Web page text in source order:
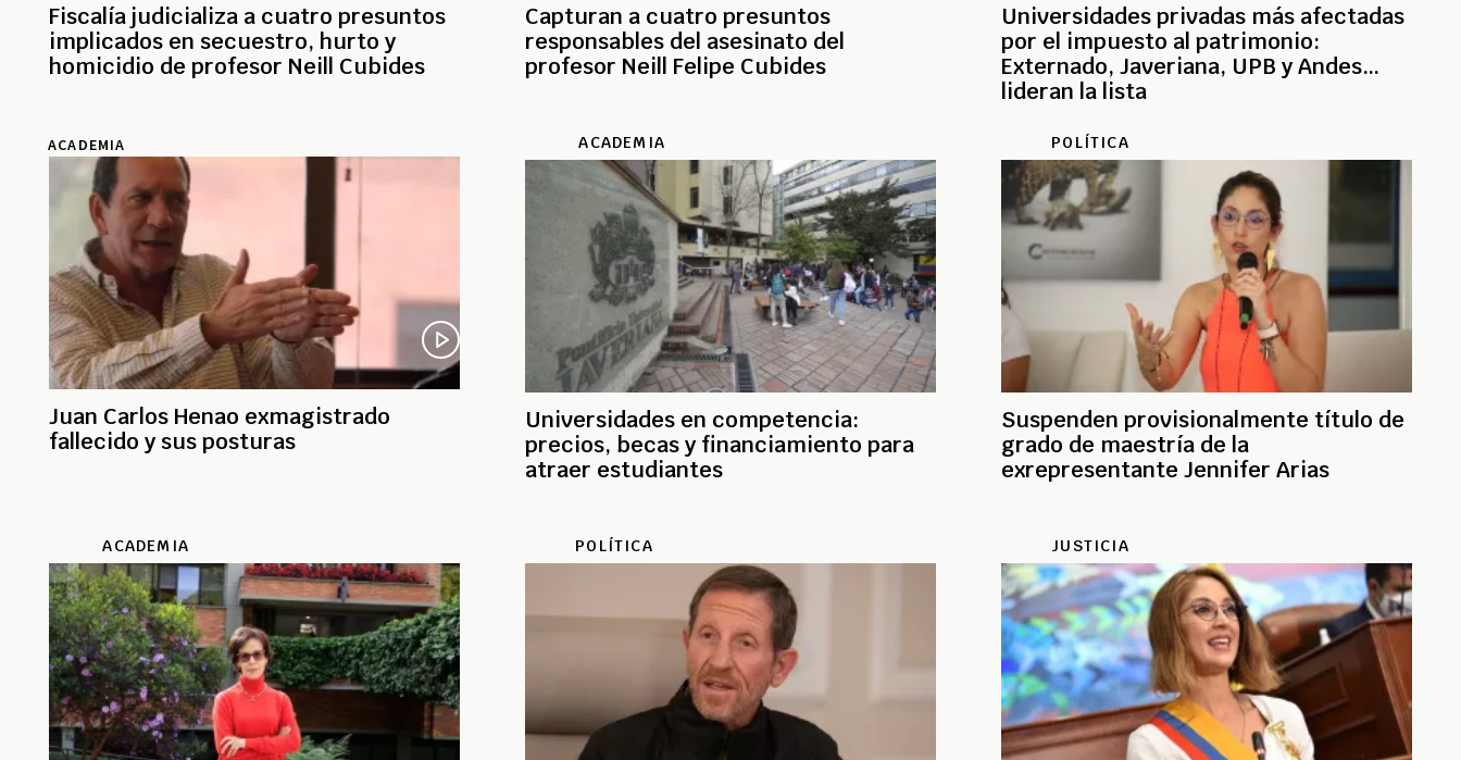
Fiscalía judicializa a cuatro presuntos
implicados en secuestro, hurto y
homicidio de profesor Neill Cubides
Capturan a cuatro presuntos
responsables del asesinato del
profesor Neill Felipe Cubides
Universidades privadas más afectadas
por el impuesto al patrimonio:
Externado, Javeriana, UPB y Andes
lideran la lista
ACADEMIA
Juan Carlos Henao exmagistrado
fallecido y sus posturas
ACADEMIA
Universidades en competencia:
precios, becas y financiamiento para
atraer estudiantes
POLÍTICA
Suspenden provisionalmente título de
grado de maestría de la
exrepresentante Jennifer Arias
ACADEMIA POLÍTICA JUSTICIA